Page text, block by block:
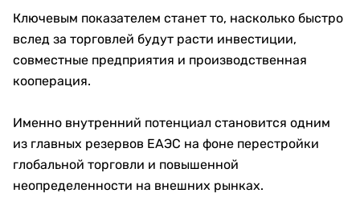
Ключевым показателем станет то, насколько быстро
вслед за торговлей будут расти инвестиции,
совместные предприятия и производственная
кооперация.
Именно внутренний потенциал становится одним
из главных резервов ЕАЭС на фоне перестройки
глобальной торговли и повышенной
неопределенности на внешних рынках.